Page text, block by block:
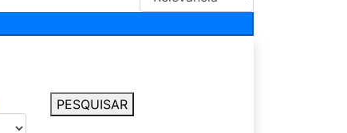
PESQUISAR